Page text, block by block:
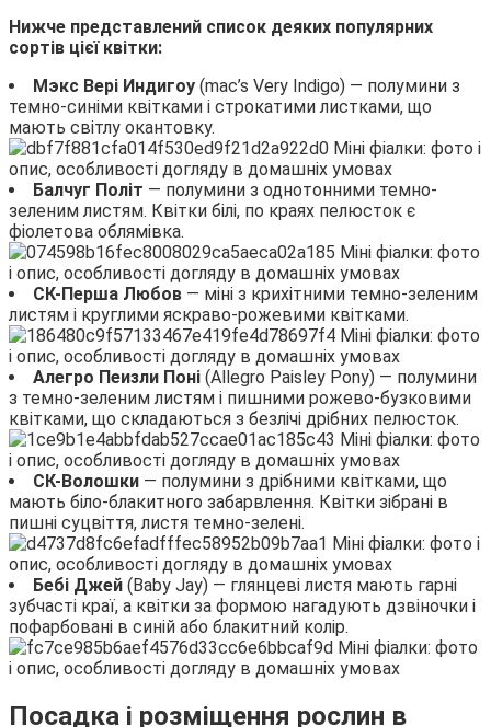
Нижче представлений список деяких популярних
сортів цієї квітки:
Мэкс Вері Индигоу (mac’s Very Indigo) — полумини з
темно-синіми квітками і строкатими листками, що
мають світлу окантовку.
Балчуг Політ — полумини з однотонними темно-
зеленим листям. Квітки білі, по краях пелюсток є
фіолетова облямівка.
СК-Перша Любов — міні з крихітними темно-зеленим
листям і круглими яскраво-рожевими квітками.
Алегро Пеизли Поні (Allegro Paisley Pony) — полумини
з темно-зеленим листям і пишними рожево-бузковими
квітками, що складаються з безлічі дрібних пелюсток.
СК-Волошки — полумини з дрібними квітками, що
мають біло-блакитного забарвлення. Квітки зібрані в
пишні суцвіття, листя темно-зелені.
Бебі Джей (Baby Jay) — глянцеві листя мають гарні
зубчасті краї, а квітки за формою нагадують дзвіночки і
пофарбовані в синій або блакитний колір.
Посадка і розміщення рослин в